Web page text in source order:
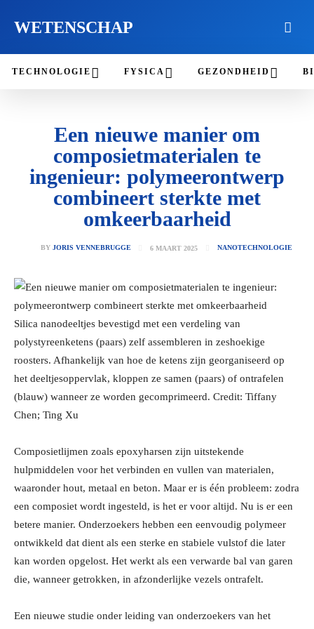
WETENSCHAP
TECHNOLOGIE FYSICA GEZONDHEID
Een nieuwe manier om
composietmaterialen te
ingenieur:
polymeerontwerp
combineert sterkte met
omkeerbaarheid